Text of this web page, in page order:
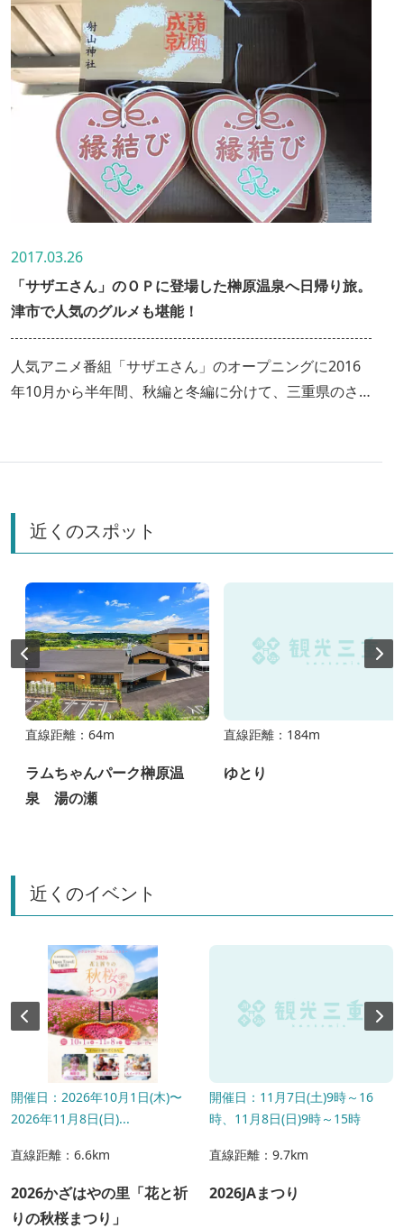
2017.03.26
「サザエさん」のＯＰに登場した榊原温泉へ日帰り旅。
津市で人気のグルメも堪能！
人気アニメ番組「サザエさん」のオープニングに2016
年10月から半年間、秋編と冬編に分けて、三重県のさ
た！
近くのスポット
直線距離：64m
ラムちゃんパーク榊原温
泉 湯の瀬
直線距離：184m
ゆとり
近くのイベント
開催日：2026年10月1日(木)〜
2026年11月8日(日)...
直線距離：6.6km
2026かざはやの里「花と祈
りの秋桜まつり」
開催日：11月7日(土)9時～16
時、11月8日(日)9時～15時
直線距離：9.7km
2026JAまつり